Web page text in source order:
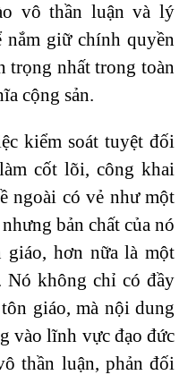
vô thần luận và lý
nắm giữ chính quyền
trọng nhất trong toàn
cộng sản.
kiểm soát tuyệt đối
cốt lõi, công khai
ngoài có vẻ như một
bản chất của nó
hơn nữa là một
Nó không chỉ có đầy
giáo, mà nội dung
vào lĩnh vực đạo đức
thần luận, phản đối